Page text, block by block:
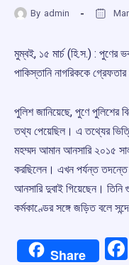
By admin
মুম্বই, ১৫ মার্চ (হি.স.) : পুণের
পাকিস্তানি নাগরিককে
পুলিশ জানিয়েছে, পুণে পুলিশের
তথ্য পেয়েছিল। এ তথ্যের
মহম্মদ আমান আনসারি ২০১৫
করছিলেন। এখন পর্যন্ত তদন্তে
আনসারি দুবাই গিয়েছেন।
কর্মকাণ্ডের সঙ্গে জড়িত বলে
Share